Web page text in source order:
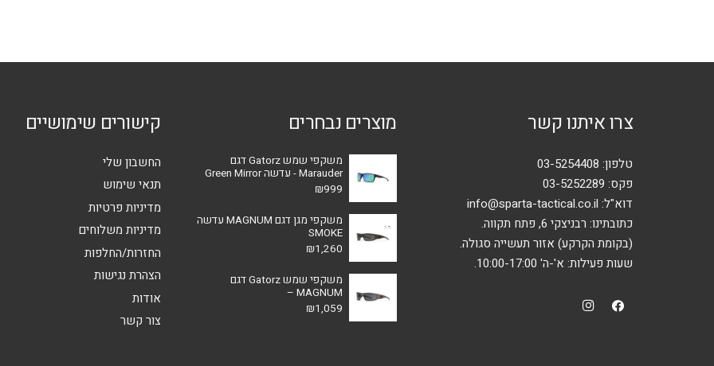
את
לבחור
בעמוד
האפשרויות
צרו איתנו קשר
טלפון: 03-5254408
פקס: 03-5252289
דוא"ל: info@sparta-tactical.co.il
כתובתינו: רבניצקי 6, פתח תקווה.
(בקומת הקרקע) אזור תעשייה סגולה.
שעות פעילות: א'-ה' 10:00-17:00.
מוצרים נבחרים
משקפי שמש Gatorz דגם
Marauder - עדשה Green Mirror
₪999
משקפי מגן דגם MAGNUM עדשה
SMOKE
₪1,260
משקפי שמש Gatorz דגם
MAGNUM –
₪1,059
קישורים שימושיים
החשבון שלי
תנאי שימוש
מדיניות פרטיות
מדיניות משלוחים
החזרות/החלפות
הצהרת נגישות
אודות
צור קשר